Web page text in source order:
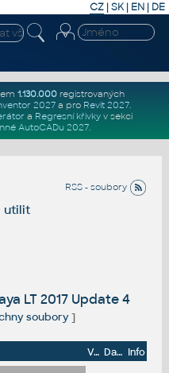
CZ | SK| EN | DE
1.130.000registrovaných
2027a pro Revit 2027.
a Regresní křivkyv sekci
AutoCADu 2027.
RSS - soubory
utilit
LT 2017 Update 4
soubory]
Velikost Datum Info